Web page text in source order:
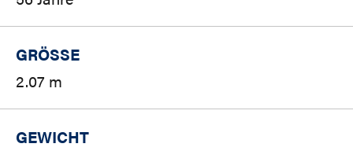
GRÖSSE
2.07 m
GEWICHT